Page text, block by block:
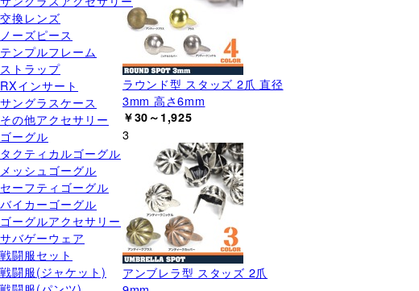
交換レンズ
ノーズピース
テンプルフレーム
ストラップ
RXインサート
サングラスケース
その他アクセサリー
ゴーグル
タクティカルゴーグル
メッシュゴーグル
セーフティゴーグル
バイカーゴーグル
ゴーグルアクセサリー
サバゲーウェア
戦闘服セット
戦闘服(ジャケット)
ラウンド型 スタッズ 2爪 直径
3mm 高さ6mm
￥30～1,925
3
アンブレラ型 スタッズ 2爪